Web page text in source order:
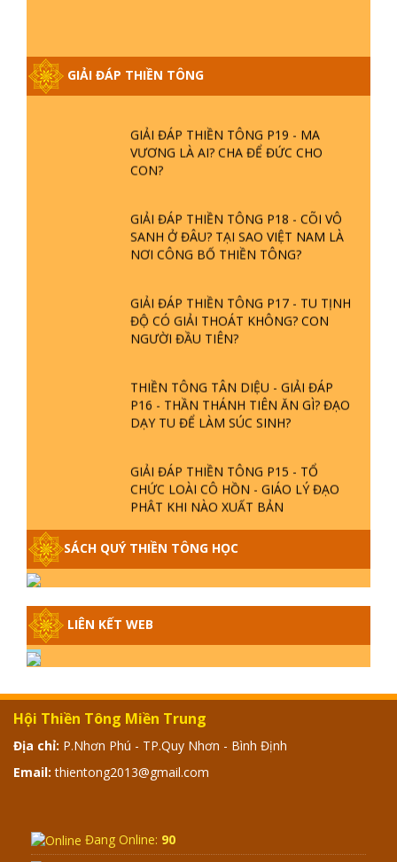
GIẢI ĐÁP THIỀN TÔNG
PHẦN 20 - BÁC NGUYỄN NHÂN LÀ AI?
PHIỀN NÃO DO ĐÂU MÀ CÓ?
GIẢI ĐÁP THIỀN TÔNG P19 - MA
VƯƠNG LÀ AI? CHA ĐỂ ĐỨC CHO
CON?
GIẢI ĐÁP THIỀN TÔNG P18 - CÕI VÔ
SANH Ở ĐÂU? TẠI SAO VIỆT NAM LÀ
NƠI CÔNG BỐ THIỀN TÔNG?
GIẢI ĐÁP THIỀN TÔNG P17 - TU TỊNH
ĐỘ CÓ GIẢI THOÁT KHÔNG? CON
NGƯỜI ĐẦU TIÊN?
THIỀN TÔNG TÂN DIỆU - GIẢI ĐÁP
P16 - THẦN THÁNH TIÊN ĂN GÌ? ĐẠO
DẠY TU ĐỂ LÀM SÚC SINH?
GIẢI ĐÁP THIỀN TÔNG P15 - TỔ
CHỨC LOÀI CÔ HỒN - GIÁO LÝ ĐẠO
PHẬT KHI NÀO XUẤT BẢN
GIẢI ĐÁP THIỀN TÔNG ĐẶC BIỆT -
P14 - NGUỒN GỐC ÂM LỊCH DƯƠNG
GIẢI ĐÁP THIỀN TÔNG ĐẶC BIỆT -
P13 - CON NGƯỜI TU THÀNH PHẬT
ĐƯỢC KHÔNG? XÁ LỢI PHẬT THẬT -
GIẢI ĐÁP THIỀN TÔNG ĐẶC BIỆT -
TRỜI ĐÁNH THÁNH ĐÂM THẦN VẶN
HỌNG?
SÁCH QUÝ THIỀN TÔNG HỌC
LIÊN KẾT WEB
Hội Thiền Tông Miền Trung
Địa chỉ: P.Nhơn Phú - TP.Quy Nhơn - Bình Định
Email: thientong2013@gmail.com
Đang Online: 90